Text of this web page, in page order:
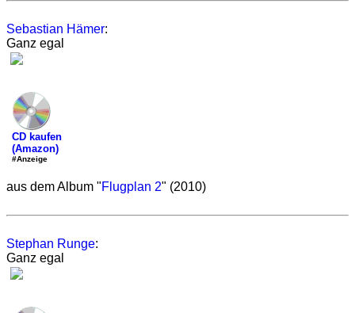
Sebastian Hämer:
Ganz egal
CD kaufen
(Amazon)
#Anzeige
aus dem Album "Flugplan 2" (2010)
Stephan Runge:
Ganz egal